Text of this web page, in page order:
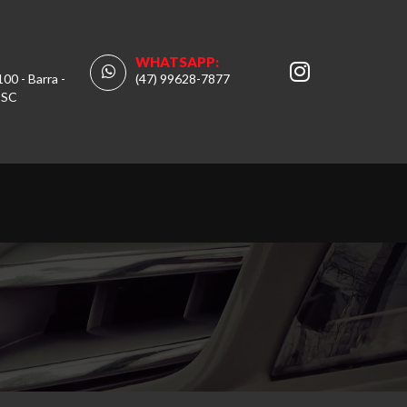
WHATSAPP:
(47) 99628-7877
- Barra -